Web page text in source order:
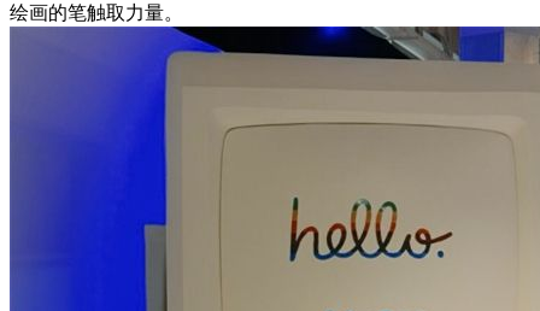
绘画的笔触取力量。